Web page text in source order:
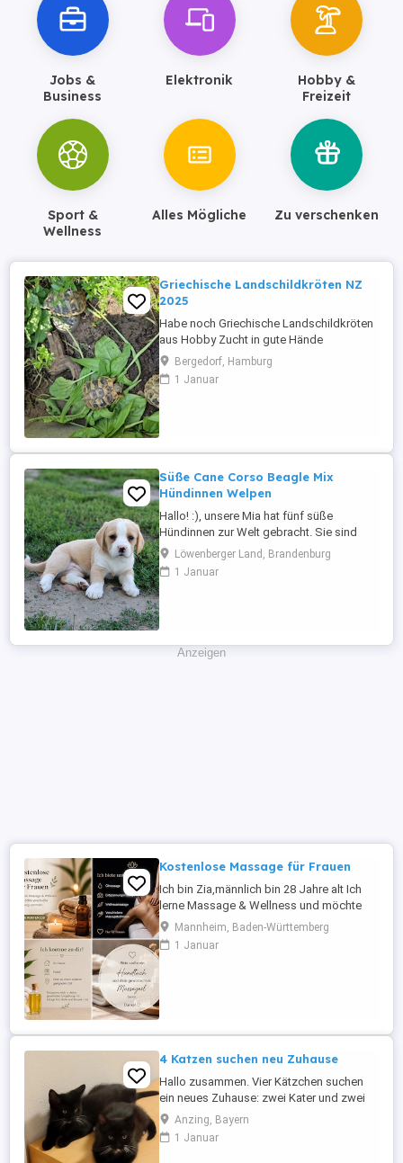
Jobs &
Business
Elektronik
Hobby &
Freizeit
Sport &
Wellness
Alles Mögliche Zu verschenken
Griechische Landschildkröten NZ
2025
Habe noch Griechische Landschildkröten
aus Hobby Zucht in gute Hände
abzugeben. Nachzuchten aus 2025,
Winterstarre 10 Wochen erfolgreich im
Kühlschrank abgehalten, dann sind sie ins
ausreichende ...
Bergedorf, Hamburg
1 Januar
Süße Cane Corso Beagle Mix
Hündinnen Welpen
Hallo! :), unsere Mia hat fünf süße
Hündinnen zur Welt gebracht. Sie sind
gesund und top fit. Es ist eine Mischung
aus Cane Corso und Beagle, diese
verspricht lebhafte, intelligente und
menschenbezogen ...
Löwenberger Land, Brandenburg
1 Januar
Anzeigen
Kostenlose Massage für Frauen
Ich bin Zia,männlich bin 28 Jahre alt Ich
lerne Massage & Wellness und möchte
praktische Erfahrungen sammeln.
Ölmassage & Entspannungsmassage Ich
komme zu dir nach Hause, ins Hotel oder
Mannheim, Baden-Württemberg
1 Januar
4 Katzen suchen neu Zuhause
Hallo zusammen. Vier Kätzchen suchen
ein neues Zuhause: zwei Kater und zwei
Katzen. Die Kätzchen sind geimpft,
entwurmt, besitzen EU-Heimtierausweise
und sind stubenrein. Sie sind fröhlich und
Anzing, Bayern
1 Januar